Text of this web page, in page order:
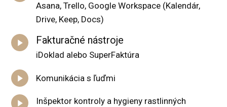
Asana, Trello, Google Workspace (Kalendár,
Drive, Keep, Docs)
Fakturačné nástroje
iDoklad alebo SuperFaktúra
Komunikácia s ľuďmi
Inšpektor kontroly a hygieny rastlinných